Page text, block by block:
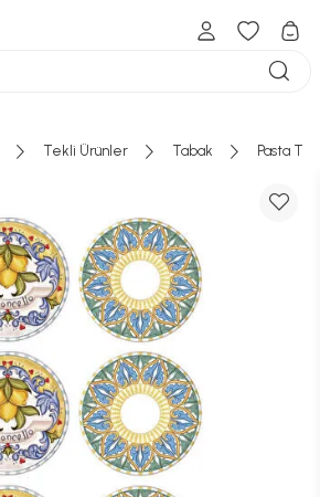
Tekli Ürünler Tabak Pasta